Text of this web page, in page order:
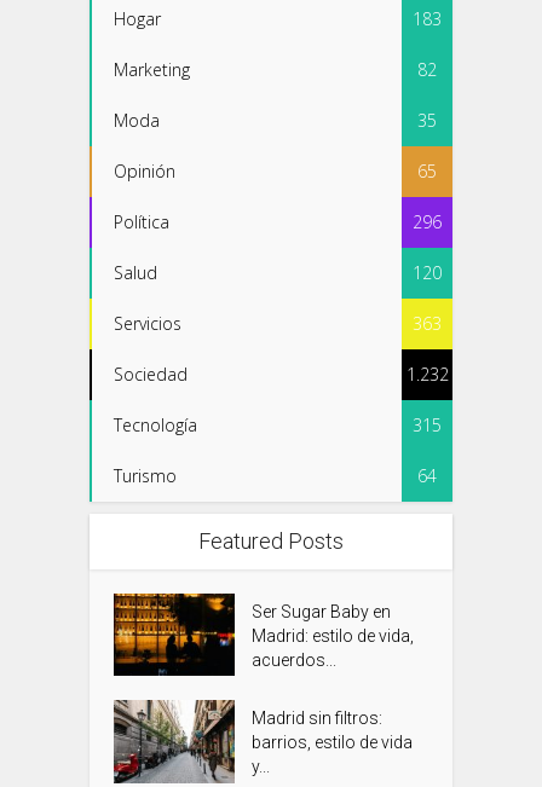
Hogar 183
Marketing 82
Moda 35
Opinión 65
Política 296
Salud 120
Servicios 363
Sociedad 1.232
Tecnología 315
Turismo 64
Featured Posts
Ser Sugar Baby en
Madrid: estilo de vida,
acuerdos...
Madrid sin filtros:
barrios, estilo de vida
y...